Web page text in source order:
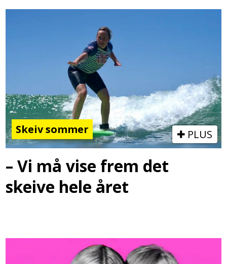
Skeiv sommer PLUS
– Vi må vise frem det
skeive hele året